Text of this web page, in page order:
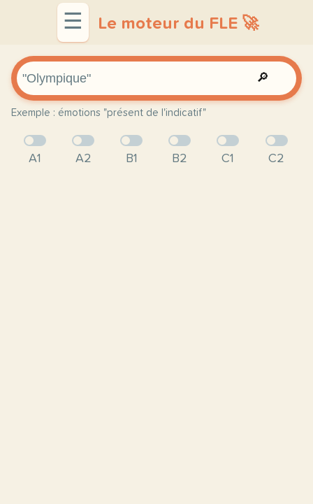
☰ Le moteur du FLE 🚀
🔎
Exemple : émotions "présent de l'indicatif"
A1 A2 B1 B2 C1 C2